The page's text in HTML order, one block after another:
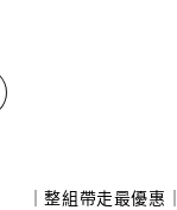
｜整組帶走最優惠｜